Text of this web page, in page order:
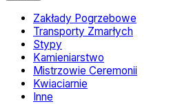
Zakłady Pogrzebowe
Transporty Zmarłych
Stypy
Kamieniarstwo
Mistrzowie Ceremonii
Kwiaciarnie
Inne